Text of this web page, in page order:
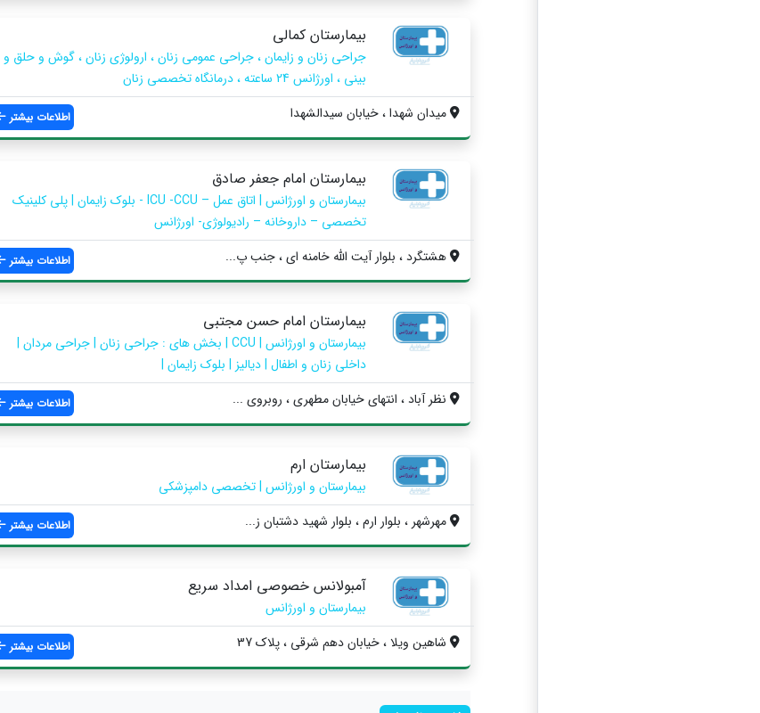
بیمارستان کمالی
جراحی زنان و زایمان ، جراحی عمومی زنان ، ارولوژی زنان ، گوش و حلق و
بینی ، اورژانس 24 ساعته ، درمانگاه تخصصی زنان
ميدان شهدا ، خیابان سیدالشهدا
اطلاعات بیشتر
بیمارستان امام جعفر صادق
بیمارستان و اورژانس | اتاق عمل – ICU -CCU - بلوک زایمان | پلی کلینیک
تخصصی – داروخانه – رادیولوژی- اورژانس
هشتگرد ، بلوار آیت الله خامنه ای ، جنب پ...
اطلاعات بیشتر
بیمارستان امام حسن مجتبی
بیمارستان و اورژانس | CCU | بخش های : جراحی زنان | جراحی مردان |
داخلی زنان و اطفال | دیالیز | بلوک زایمان |
نظر آباد ، انتهای خیابان مطهری ، روبروی ...
اطلاعات بیشتر
بیمارستان ارم
بیمارستان و اورژانس | تخصصی دامپزشکی
مهرشهر ، بلوار ارم ، بلوار شهید دشتبان ز...
اطلاعات بیشتر
آمبولانس خصوصی امداد سریع
بیمارستان و اورژانس
شاهين ويلا ، خیابان دهم شرقی ، پلاک 37
اطلاعات بیشتر